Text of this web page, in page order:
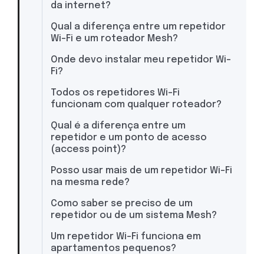
da internet?
Qual a diferença entre um repetidor
Wi-Fi e um roteador Mesh?
Onde devo instalar meu repetidor Wi-
Fi?
Todos os repetidores Wi-Fi
funcionam com qualquer roteador?
Qual é a diferença entre um
repetidor e um ponto de acesso
(access point)?
Posso usar mais de um repetidor Wi-Fi
na mesma rede?
Como saber se preciso de um
repetidor ou de um sistema Mesh?
Um repetidor Wi-Fi funciona em
apartamentos pequenos?